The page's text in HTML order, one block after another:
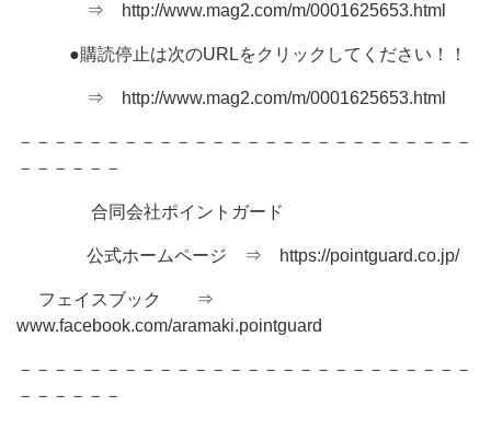
⇒ http://www.mag2.com/m/0001625653.html
●購読停止は次のURLをクリックしてください！！
⇒ http://www.mag2.com/m/0001625653.html
－－－－－－－－－－－－－－－－－－－－－－－－－－
－－－－－－
合同会社ポイントガード
公式ホームページ ⇒ https://pointguard.co.jp/
フェイスブック ⇒
www.facebook.com/aramaki.pointguard
－－－－－－－－－－－－－－－－－－－－－－－－－－
－－－－－－